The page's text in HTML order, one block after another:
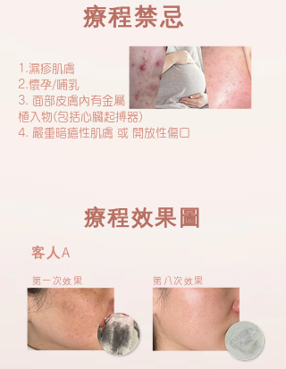
療程禁忌
1.濕疹肌膚
2.懷孕/哺乳
3. 面部皮膚內有金屬
植入物(包括心臟起搏器)
4. 嚴重暗瘡性肌膚 或 開放性傷口
療程效果圖
客人A
第一次效果 第八次效果